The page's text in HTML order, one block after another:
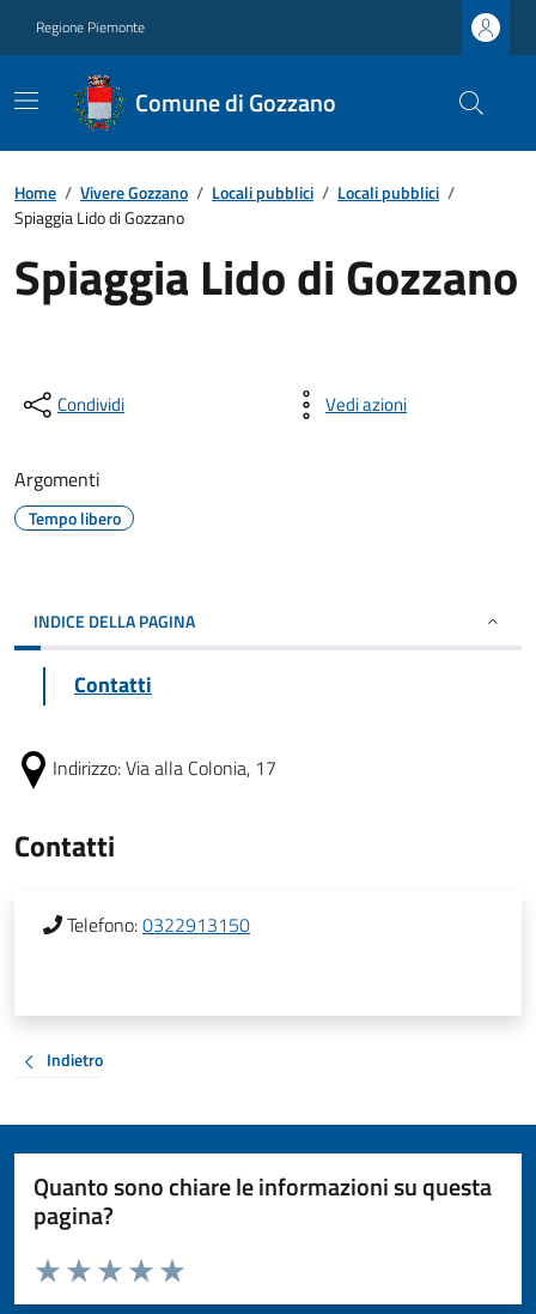
Regione Piemonte
Comune di Gozzano
Home / Vivere Gozzano / Locali pubblici / Locali pubblici /
Spiaggia Lido di Gozzano
Spiaggia Lido di Gozzano
Condividi Vedi azioni
Argomenti
Tempo libero
INDICE DELLA PAGINA
Contatti
Indirizzo:Via alla Colonia, 17
Contatti
Telefono:0322913150
Indietro
Quanto sono chiare le informazioni su questa
pagina?
Valuta da 1 a 5 stelle la pagina
Valuta 5 stelle su 5
Valuta 4 stelle su 5
Valuta 3 stelle su 5
Valuta 2 stelle su 5
Valuta 1 stelle su 5